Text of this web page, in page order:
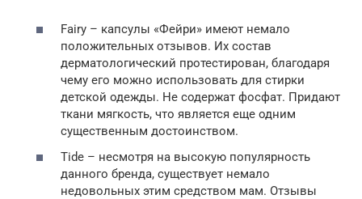
Fairy – капсулы «Фейри» имеют немало
положительных отзывов. Их состав
дерматологический протестирован, благодаря
чему его можно использовать для стирки
детской одежды. Не содержат фосфат. Придают
ткани мягкость, что является еще одним
существенным достоинством.
Tide – несмотря на высокую популярность
данного бренда, существует немало
недовольных этим средством мам. Отзывы